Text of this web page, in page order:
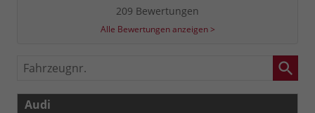
209 Bewertungen
Alle Bewertungen anzeigen >
Fahrzeugnr.
Audi